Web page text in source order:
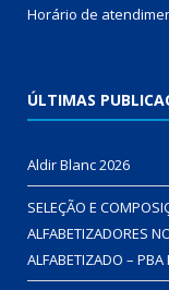
Horário de
ÚLTIMAS
Aldir Blanc 2026
SELEÇÃO E
ALFABETIZADORES
ALFABETIZADO – PBA